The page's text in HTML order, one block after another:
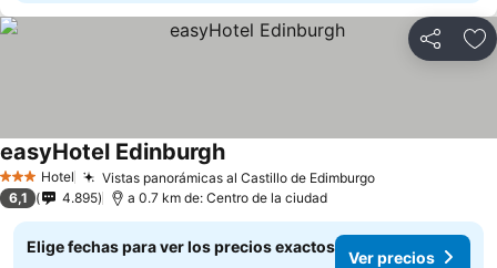
Compartir
3 Estrellas
Hotel Vistas panorámicas al Castillo de Edimburgo
easyHotel Edinburgh
6,1 4.895 a 0.7 km de: Centro de la ciudad
Elige fechas para ver los precios exactos
Ver precios